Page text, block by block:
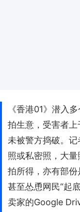
《香港01》潜入
拍生意，受害者
未被警方捣破。
照或私密照，大
拍所得，亦有部
甚至怂恿网民“起
卖家的Google